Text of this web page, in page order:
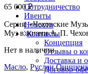
Сотрудничество
Ивенты
Новости
Контакты
Концепция
Отзывы о
Доставка и
Договор-
65 000₽
Серия: «Чеховские
Муз в жизни А. П.
Нет в наличии
Масло, Руслан